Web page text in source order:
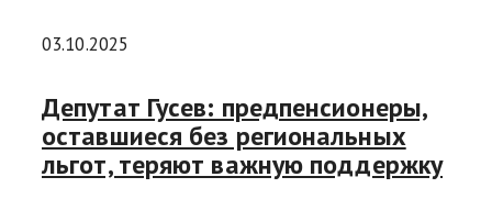
03.10.2025
Депутат Гусев: предпенсионеры,
оставшиеся без региональных
льгот, теряют важную поддержку